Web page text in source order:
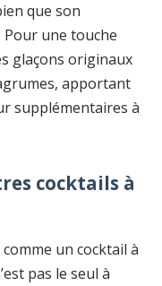
que son
une touche
glaçons originaux
apportant
supplémentaires à
cocktails à
un cocktail à
pas le seul à